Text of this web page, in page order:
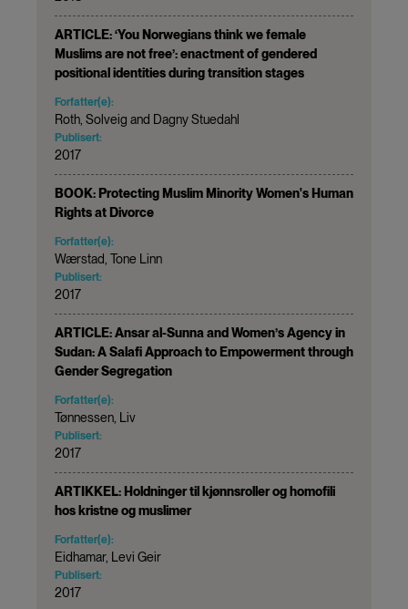
ARTICLE: ‘You Norwegians think we female
Muslims are not free’: enactment of gendered
positional identities during transition stages
Forfatter(e):
Roth, Solveig and Dagny Stuedahl
Publisert:
2017
BOOK: Protecting Muslim Minority Women's Human
Rights at Divorce
Forfatter(e):
Wærstad, Tone Linn
Publisert:
2017
ARTICLE: Ansar al-Sunna and Women’s Agency in
Sudan: A Salafi Approach to Empowerment through
Gender Segregation
Forfatter(e):
Tønnessen, Liv
Publisert:
2017
ARTIKKEL: Holdninger til kjønnsroller og homofili
hos kristne og muslimer
Forfatter(e):
Eidhamar, Levi Geir
Publisert:
2017